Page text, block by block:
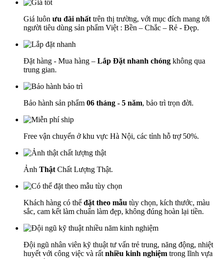
Giá luôn ưu đãi nhất trên thị trường, với mục đích mang tới
người tiêu dùng sản phẩm Việt : Bền – Chắc – Rẻ - Đẹp.
Đặt hàng - Mua hàng – Lắp Đặt nhanh chóng không qua
trung gian.
Bảo hành sản phẩm 06 tháng - 5 năm, bảo trì trọn đời.
Free vận chuyển ở khu vực Hà Nội, các tỉnh hỗ trợ 50%.
Ảnh Thật Chất Lượng Thật.
Khách hàng có thể đặt theo mẫu tùy chọn, kích thước, màu
sắc, cam kết làm chuẩn làm đẹp, không đúng hoàn lại tiền.
Đội ngũ nhân viên kỹ thuật tư vấn trẻ trung, năng động, nhiệt
huyết với công việc và rất nhiều kinh nghiệm trong lĩnh vựa